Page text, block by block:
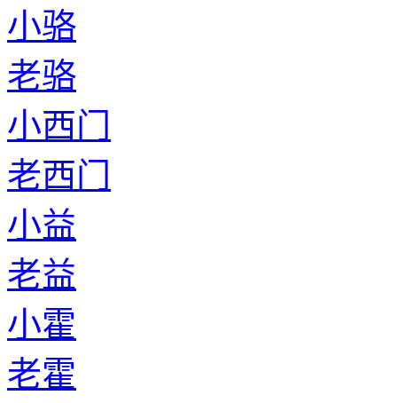
小骆
老骆
小西门
老西门
小益
老益
小霍
老霍